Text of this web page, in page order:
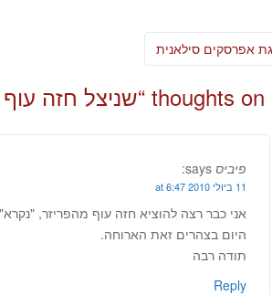
שניצל חזה עוף
פיביס says:
11 ביולי 2010 at 6:47
אני כבר רצה להוציא חזה עוף מהפריזר,
היום בצהרים זאת הארוחה.
תודה רבה
Reply